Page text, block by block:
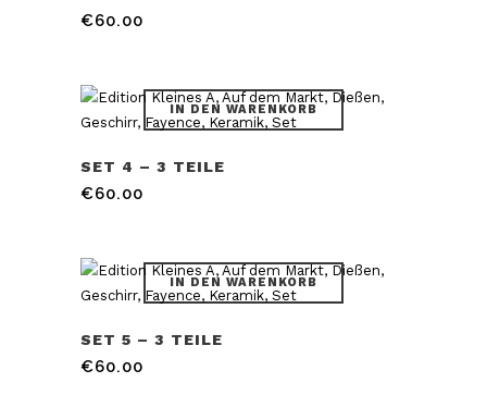
€60.00
IN DEN WARENKORB
SET 4 – 3 TEILE
€60.00
IN DEN WARENKORB
SET 5 – 3 TEILE
€60.00